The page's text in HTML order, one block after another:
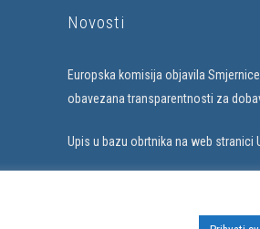
Novosti
Europska komisija objavila
obavezana transparentnosti za
Upis u bazu obrtnika na web stranici